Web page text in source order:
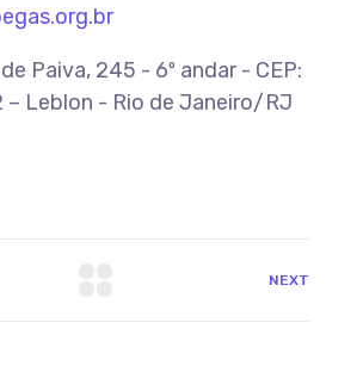
Paiva, 245 - 6º andar - CEP:
Leblon - Rio de Janeiro/RJ
NEXT